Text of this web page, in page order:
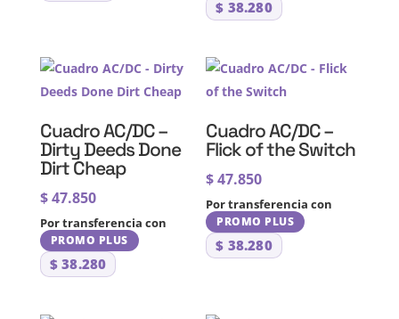
$ 38.280
Cuadro AC/DC –
Dirty Deeds Done
Dirt Cheap
$47.850
Por transferencia con
PROMO PLUS
$ 38.280
Cuadro AC/DC –
Flick of the Switch
$47.850
Por transferencia con
PROMO PLUS
$ 38.280